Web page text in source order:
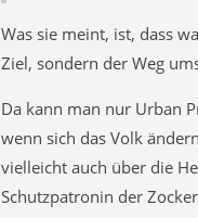
Was sie meint, ist, dass
Ziel, sondern der Weg
Da kann man nur Urban
wenn sich das Volk
vielleicht auch über die
Schutzpatronin der